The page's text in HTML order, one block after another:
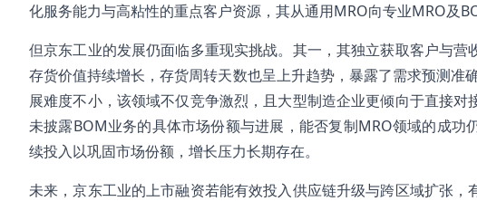
化服务能力与高粘性的重点客户资源，其从通用MRO向专业MRO及
但京东工业的发展仍面临多重现实挑战。其一，其独立获取客户与
存货价值持续增长，存货周转天数也呈上升趋势，暴露了需求预测
展难度不小，该领域不仅竞争激烈，且大型制造企业更倾向于直接
未披露BOM业务的具体市场份额与进展，能否复制MRO领域的成
续投入以巩固市场份额，增长压力长期存在。
未来，京东工业的上市融资若能有效投入供应链升级与跨区域扩张，